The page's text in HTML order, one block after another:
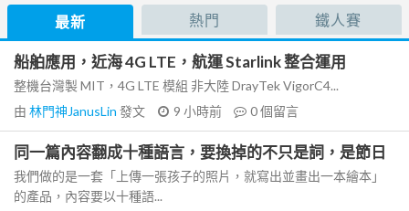
最新 熱門 鐵人賽
船舶應用，近海 4G LTE，航運 Starlink 整合運用
整機台灣製 MIT，4G LTE 模組 非大陸 DrayTek VigorC4...
由 林門神JanusLin 發文 9 小時前 0個留言
同一篇內容翻成十種語言，要換掉的不只是詞，是節日
我們做的是一套「上傳一張孩子的照片，就寫出並畫出一本繪本」
的產品，內容要以十種語...